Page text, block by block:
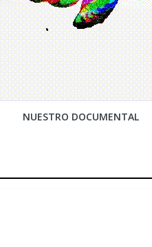
NUESTRO DOCUMENTAL